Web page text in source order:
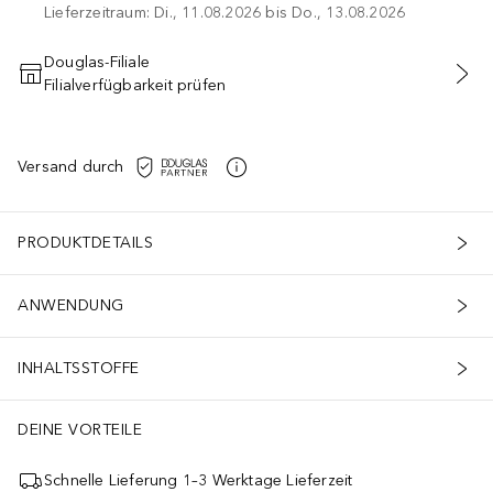
Lieferzeitraum: Di., 11.08.2026 bis Do., 13.08.2026
IN DEN WARENKORB
Douglas-Filiale
Filialverfügbarkeit prüfen
Versand durch
PRODUKTDETAILS
ANWENDUNG
INHALTSSTOFFE
DEINE VORTEILE
Schnelle Lieferung 1–3 Werktage Lieferzeit